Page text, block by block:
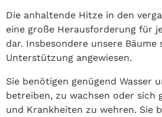
Die anhaltende Hitze in den
eine große Herausforderung für
dar. Insbesondere unsere Bäume
Unterstützung angewiesen.
Sie benötigen genügend Wasser
betreiben, zu wachsen oder sich
und Krankheiten zu wehren. Sie